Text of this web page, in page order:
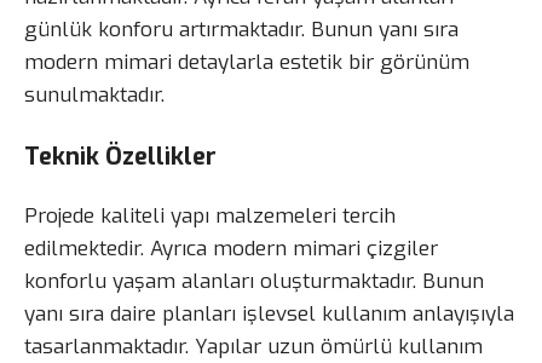
günlük konforu artırmaktadır. Bunun yanı sıra
modern mimari detaylarla estetik bir görünüm
sunulmaktadır.
Teknik Özellikler
Projede kaliteli yapı malzemeleri tercih
edilmektedir. Ayrıca modern mimari çizgiler
konforlu yaşam alanları oluşturmaktadır. Bunun
yanı sıra daire planları işlevsel kullanım anlayışıyla
tasarlanmaktadır. Yapılar uzun ömürlü kullanım